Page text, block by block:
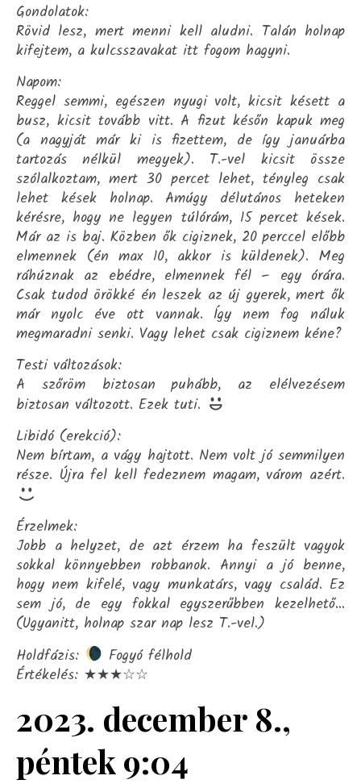
Gondolatok:
Rövid lesz, mert menni kell aludni. Talán holnap
kifejtem, a kulcsszavakat itt fogom hagyni.
Napom:
Reggel semmi, egészen nyugi volt, kicsit késett a
busz, kicsit tovább vitt. A fizut későn kapuk meg
(a nagyját már ki is fizettem, de így januárba
tartozás nélkül megyek). T.-vel kicsit össze
szólalkoztam, mert 30 percet lehet, tényleg csak
lehet kések holnap. Amúgy délutános heteken
kérésre, hogy ne legyen túlórám, 15 percet kések.
Már az is baj. Közben ők cigiznek, 20 perccel előbb
elmennek (én max 10, akkor is küldenek). Meg
ráhúznak az ebédre, elmennek fél – egy órára.
Csak tudod örökké én leszek az új gyerek, mert ők
már nyolc éve ott vannak. Így nem fog náluk
megmaradni senki. Vagy lehet csak cigiznem kéne?
Testi változások:
A szőröm biztosan puhább, az elélvezésem
biztosan változott. Ezek tuti.
Libidó (erekció):
Nem bírtam, a vágy hajtott. Nem volt jó semmilyen
része. Újra fel kell fedeznem magam, várom azért.
Érzelmek:
Jobb a helyzet, de azt érzem ha feszült vagyok
sokkal könnyebben robbanok. Annyi a jó benne,
hogy nem kifelé, vagy munkatárs, vagy család. Ez
sem jó, de egy fokkal egyszerűbben kezelhető…
(Ugyanitt, holnap szar nap lesz T.-vel.)
Holdfázis:
Fogyó félhold
Értékelés: ★★★☆☆
2023. december 8.,
péntek 9:04